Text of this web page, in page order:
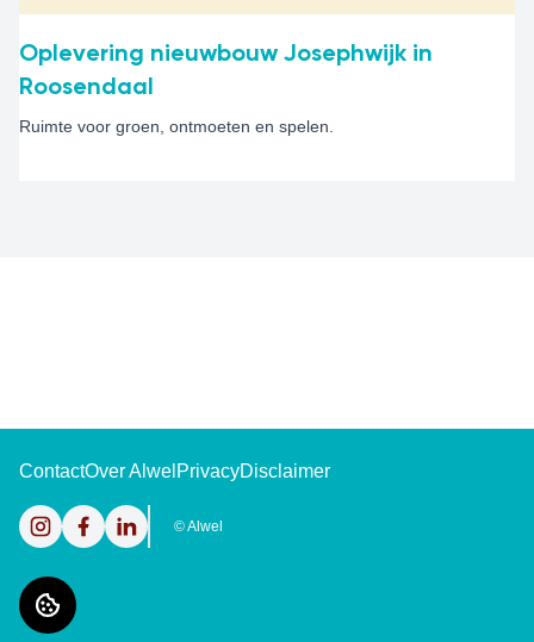
Oplevering nieuwbouw Josephwijk in
Roosendaal
Ruimte voor groen, ontmoeten en spelen.
ContactOver Alwel PrivacyDisclaimer
Instagram
FacebookLinkedIn
©Alwel